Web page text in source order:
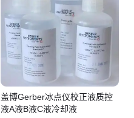
盖博Gerber冰点仪校正液质控
液A液B液C液冷却液